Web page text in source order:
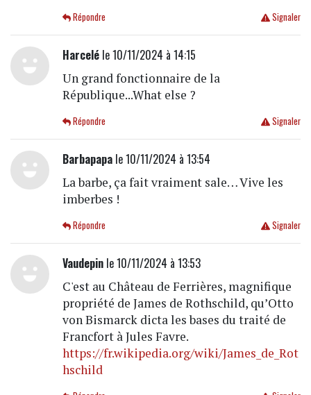
Signaler
Répondre
Harceléle 10/11/2024 à 14:15
Un grand fonctionnaire de la
République...What else ?
Signaler
Répondre
Barbapapale 10/11/2024 à 13:54
La barbe, ça fait vraiment sale… Vive les
imberbes !
Signaler
Répondre
Vaudepinle 10/11/2024 à 13:53
C'est au Château de Ferrières, magnifique
propriété de James de Rothschild, qu’Otto
von Bismarck dicta les bases du traité de
Francfort à Jules Favre.
https://fr.wikipedia.org/wiki/James_de_Rot
hschild